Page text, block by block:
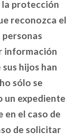
la protección
reconozca el
personas
información
hijos han
sólo se
un expediente
en el caso de
de solicitar